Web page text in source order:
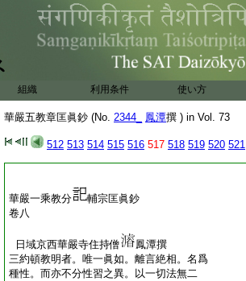
組織 利用条件 使い方
華嚴五教章匡眞鈔 (No. 2344_ 鳳潭撰 ) in Vol. 73
512 513 514 515 516 517 518 519 520 521
華嚴一乘教分
輔宗匡眞鈔
卷八
日域京西華嚴寺住持僧
鳳潭撰
三約頓教明者。唯一眞如。離言絶相。名爲
種性。而亦不分性習之異。以一切法無二